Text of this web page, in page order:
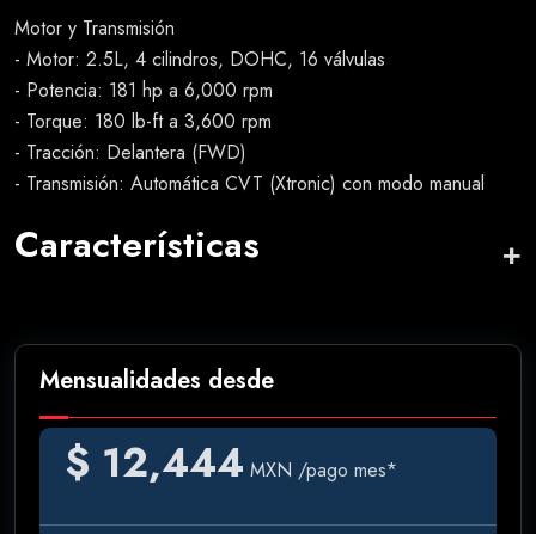
Motor y Transmisión
- Motor: 2.5L, 4 cilindros, DOHC, 16 válvulas
- Potencia: 181 hp a 6,000 rpm
- Torque: 180 lb-ft a 3,600 rpm
- Tracción: Delantera (FWD)
- Transmisión: Automática CVT (Xtronic) con modo manual
Características
Mensualidades desde
$ 12,444 MXN /pago mes*